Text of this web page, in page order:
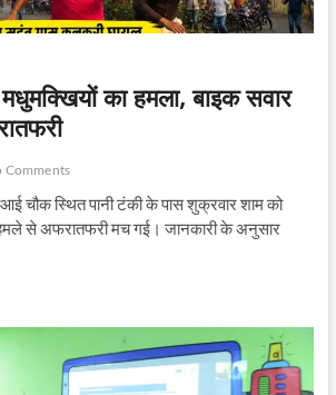
का हमला, बाइक सवार
Comments
चौक स्थित पानी टंकी के पास शुक्रवार शाम को
से अफरातफरी मच गई। जानकारी के अनुसार